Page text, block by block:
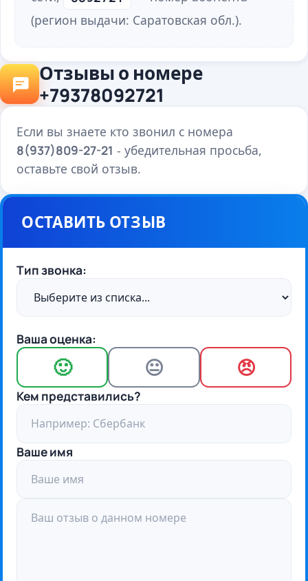
(регион выдачи: Саратовская обл.).
Отзывы о номере
+79378092721
Если вы знаете кто звонил с номера
8(937)809-27-21 - убедительная просьба,
оставьте свой отзыв.
ОСТАВИТЬ ОТЗЫВ
Тип звонка:
Ваша оценка:
🙂 😐 😠
Кем представились?
Ваше имя